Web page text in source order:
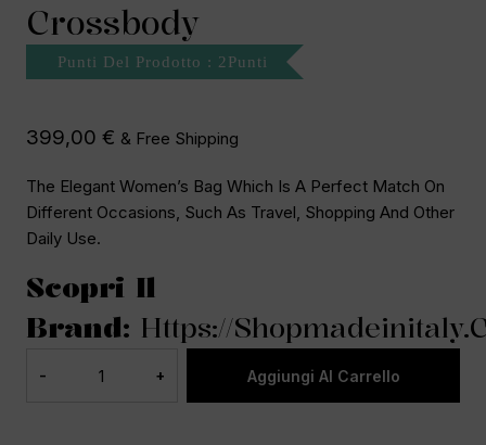
Crossbody
Punti Del Prodotto : 2Punti
399,00 € & Free Shipping
The Elegant Women’s Bag Which Is A Perfect Match On
Different Occasions, Such As Travel, Shopping And Other
Daily Use.
Scopri Il
Brand: Https://
Aggiungi Al Carrello